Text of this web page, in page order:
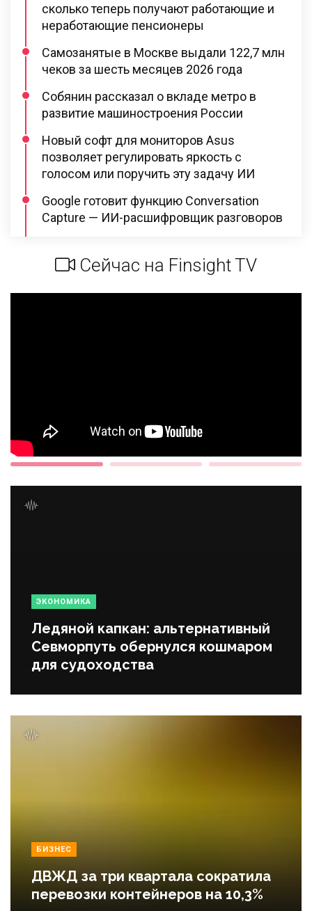
сколько теперь получают работающие и
неработающие пенсионеры
Самозанятые в Москве выдали 122,7 млн
чеков за шесть месяцев 2026 года
Собянин рассказал о вкладе метро в
развитие машиностроения России
Новый софт для мониторов Asus
позволяет регулировать яркость с
голосом или поручить эту задачу ИИ
Google готовит функцию Conversation
Capture — ИИ-расшифровщик разговоров
Сейчас на Finsight TV
ЭКОНОМИКА
Ледяной капкан: альтернативный
Севморпуть обернулся кошмаром
для судоходства
БИЗНЕС
ДВЖД за три квартала сократила
перевозки контейнеров на 10,3%